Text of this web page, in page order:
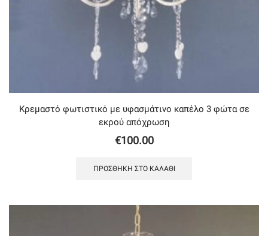
Κρεμαστό φωτιστικό με υφασμάτινο καπέλο 3 φώτα σε
εκρού απόχρωση
€100.00
ΠΡΟΣΘΉΚΗ ΣΤΟ ΚΑΛΆΘΙ